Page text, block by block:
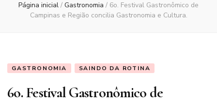
Página inicial / Gastronomia / 6o. Festival Gastronômico de
Campinas e Região concilia Gastronomia e Cultura.
GASTRONOMIA SAINDO DA ROTINA
6o. Festival Gastronômico de